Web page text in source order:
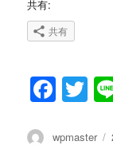
共有:
共有
F
c
T
it
投
wpmaster